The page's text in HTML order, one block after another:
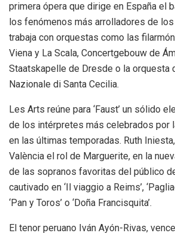
primera ópera que dirige en España el
los fenómenos más arrolladores de
trabaja con orquestas como las
Viena y La Scala, Concertgebouw de
Staatskapelle de Dresde o la orquesta
Nazionale di Santa Cecilia.
Les Arts reúne para ‘Faust’ un sólido
de los intérpretes más celebrados por
en las últimas temporadas. Ruth
València el rol de Marguerite, en la
de las sopranos favoritas del público
cautivado en ‘Il viaggio a Reims’,
‘Pan y Toros’ o ‘Doña Francisquita’.
El tenor peruano Iván Ayón-Rivas,